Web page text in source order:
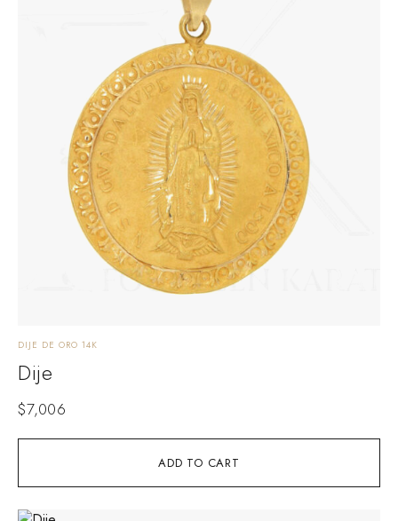
ADD TO CART
DIJE DE ORO 14K
Dije
$7,006